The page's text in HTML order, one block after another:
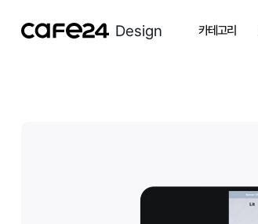
Design 카테고리